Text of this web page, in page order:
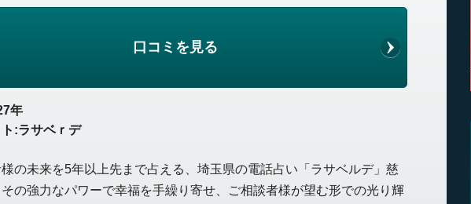
口コミを見る
年
:ラサベｒデ
の未来を5年以上先まで占える、埼玉県の電話占い「ラサベルデ」慈
の強力なパワーで幸福を手繰り寄せ、ご相談者様が望む形での光り輝